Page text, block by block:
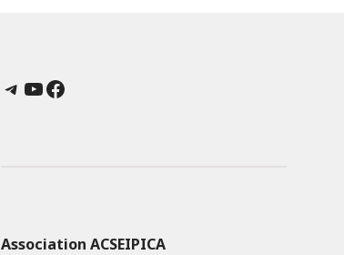
Telegram
YouTube
Facebook
Association ACSEIPICA